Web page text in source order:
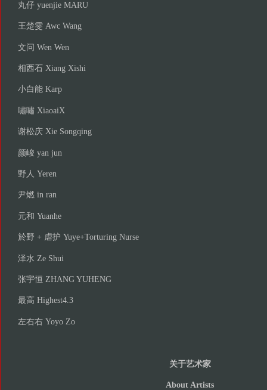
丸仔 yuenjie MARU
王楚雯 Awc Wang
文问 Wen Wen
相西石 Xiang Xishi
小白能 Karp
嘯嘯 XiaoaiX
谢松庆 Xie Songqing
颜峻 yan jun
野人 Yeren
尹燃 in ran
元和 Yuanhe
於野 + 虐护 Yuye+Torturing Nurse
泽水 Ze Shui
张宇恒 ZHANG YUHENG
最高 Highest4.3
左右右 Yoyo Zo
关于艺术家
About Artists